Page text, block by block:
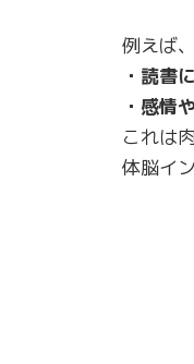
例えば、
・読書
・感情
これは
体脳イ